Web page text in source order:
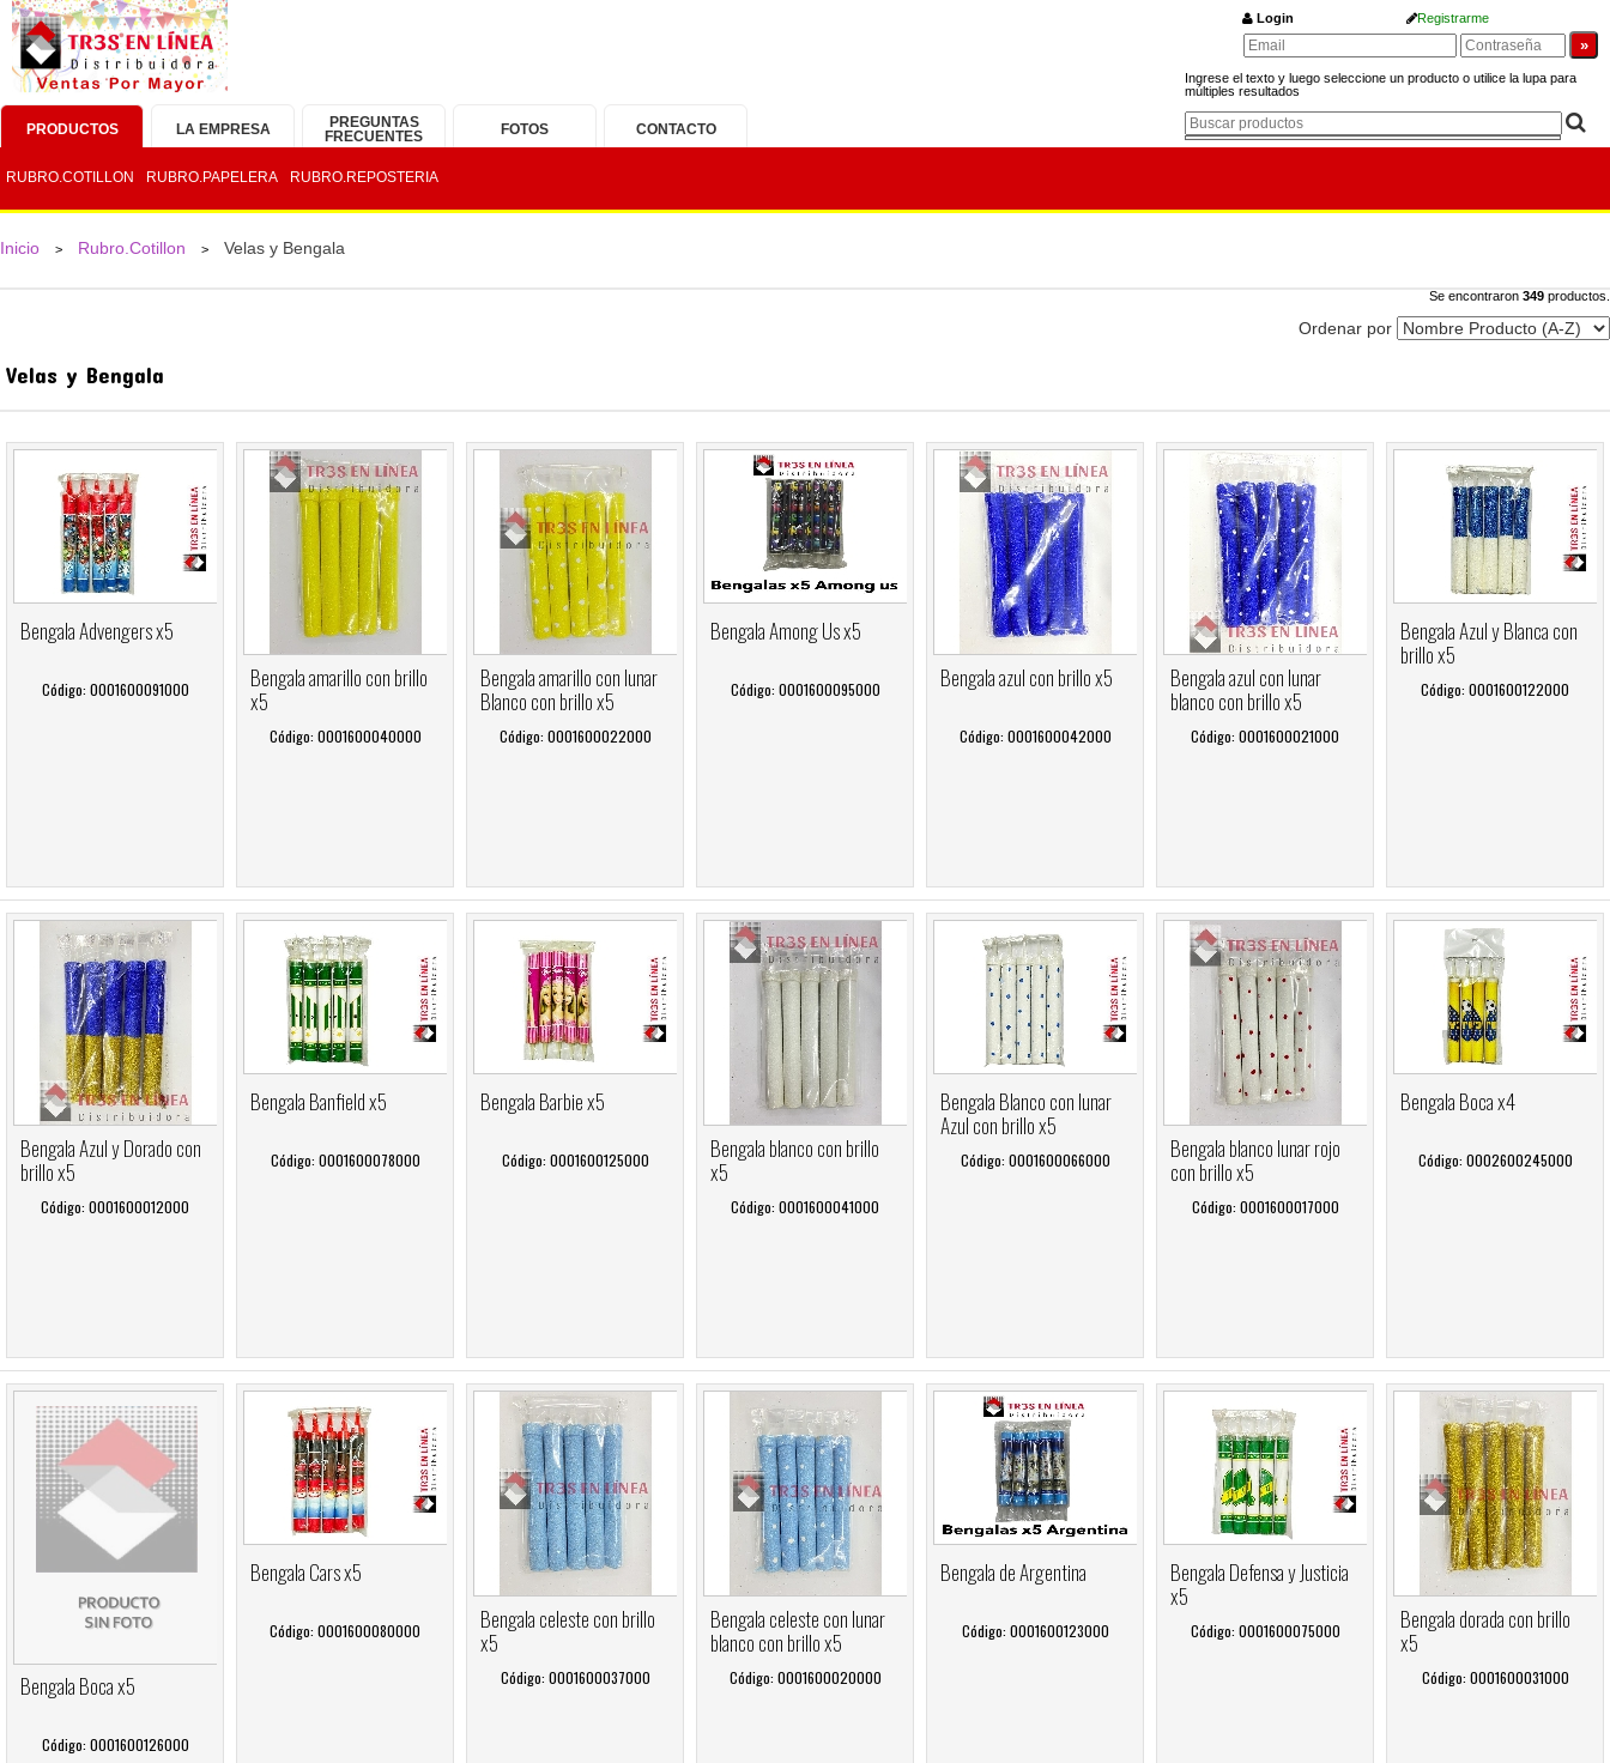
PRODUCTOS LA EMPRESA
PREGUNTAS
FRECUENTES
FOTOS CONTACTO
RUBRO.COTILLON RUBRO.PAPELERA RUBRO.REPOSTERIA
Ingrese el texto y luego seleccione un producto o utilice la lupa para
múltiples resultados
Login Registrarme
Inicio > Rubro.Cotillon > Velas y Bengala
Se encontraron 349 productos.
Ordenar por
Velas y Bengala
Bengala Advengers x5
Código: 0001600091000 Bengala amarillo con brillo
x5
Código: 0001600040000
Bengala amarillo con lunar
Blanco con brillo x5
Código: 0001600022000
Bengala Among Us x5
Código: 0001600095000 Bengala azul con brillo x5
Código: 0001600042000
Bengala azul con lunar
blanco con brillo x5
Código: 0001600021000
Bengala Azul y Blanca con
brillo x5
Código: 0001600122000
Bengala Azul y Dorado con
brillo x5
Código: 0001600012000
Bengala Banfield x5
Código: 0001600078000
Bengala Barbie x5
Código: 0001600125000 Bengala blanco con brillo
x5
Código: 0001600041000
Bengala Blanco con lunar
Azul con brillo x5
Código: 0001600066000 Bengala blanco lunar rojo
con brillo x5
Código: 0001600017000
Bengala Boca x4
Código: 0002600245000
Bengala Boca x5
Código: 0001600126000
Bengala Cars x5
Código: 0001600080000 Bengala celeste con brillo
x5
Código: 0001600037000
Bengala celeste con lunar
blanco con brillo x5
Código: 0001600020000
Bengala de Argentina
Código: 0001600123000
Bengala Defensa y Justicia
x5
Código: 0001600075000 Bengala dorada con brillo
x5
Código: 0001600031000